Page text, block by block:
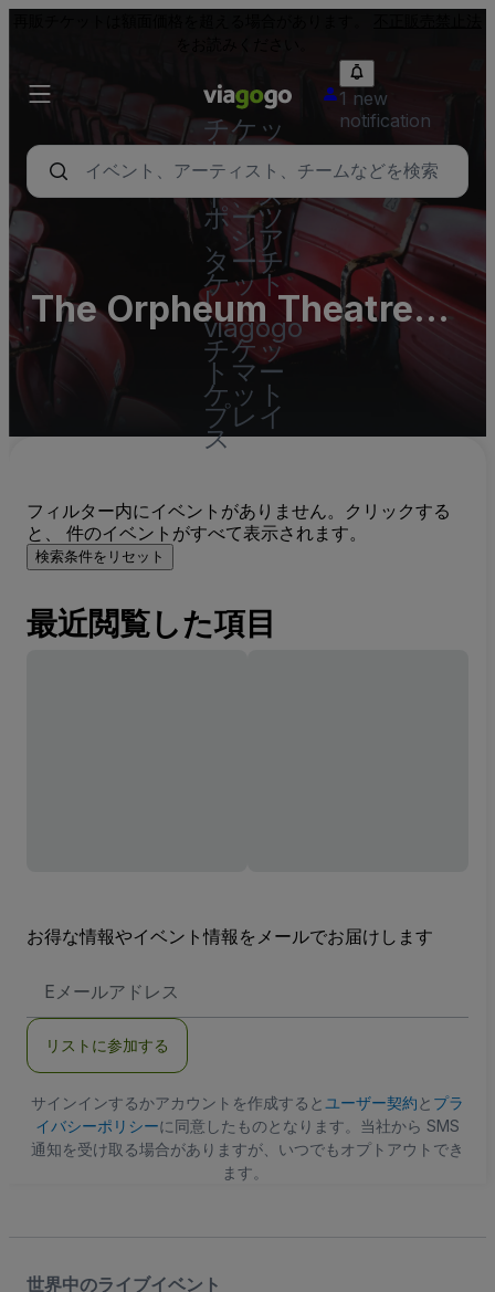
チケッ
ト - コ
ンサー
ト、ス
ポーツ
、シア
ターチ
ケット
|
viagogo
チケッ
トマー
ケット
プレイ
ス
1 new
notification
The Orpheum Theatre
(InActive)
フィルター内にイベントがありません。クリックする
と、 件のイベントがすべて表示されます。
検索条件をリセット
最近閲覧した項目
お得な情報やイベント情報をメールでお届けします
メ
ア
ス
リストに参加する
サインインするかアカウントを作成すると ユーザー契約と プラ
イバシーポリシーに同意したものとなります。当社から SMS
通知を受け取る場合がありますが、いつでもオプトアウトでき
ます。
世界中のライブイベント